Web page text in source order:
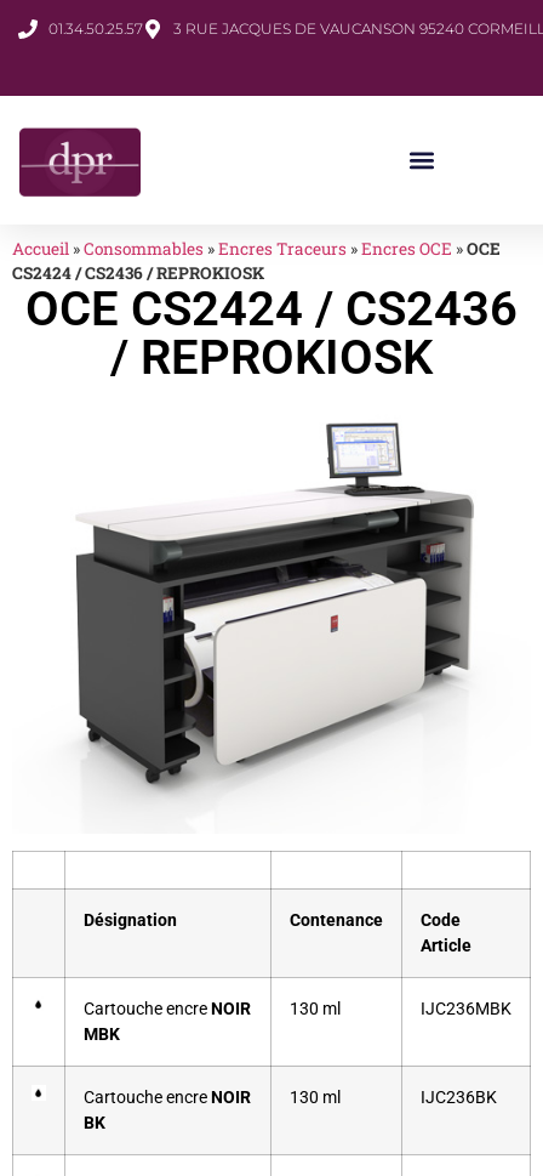
01.34.50.25.57 3 RUE JACQUES DE VAUCANSON 95240
Accueil »Consommables »Encres Traceurs »Encres OCE »OCE
CS2424 / CS2436 / REPROKIOSK
OCE CS2424 / CS2436
/ REPROKIOSK
Désignation Contenance
Code
Article
Cartouche encreNOIR
MBK
130 ml IJC236MBK
Cartouche encreNOIR
BK
130 ml IJC236BK